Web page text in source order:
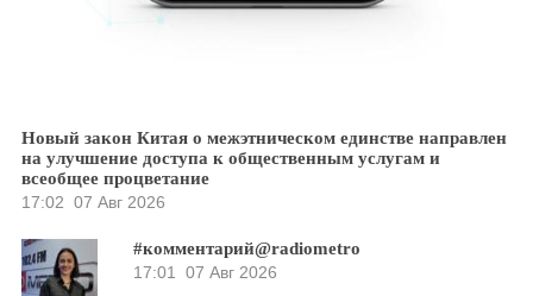
Новый закон Китая о межэтническом единстве направлен
на улучшение доступа к общественным услугам и
всеобщее процветание
17:02 07 Авг 2026
#комментарий@radiometro
17:01
07 Авг 2026